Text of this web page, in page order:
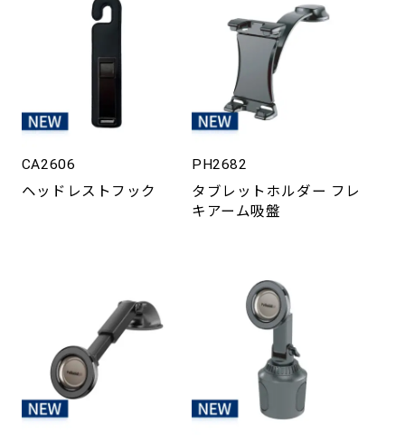
CA2606
ヘッドレストフック
PH2682
タブレットホルダー フレ
キアーム吸盤